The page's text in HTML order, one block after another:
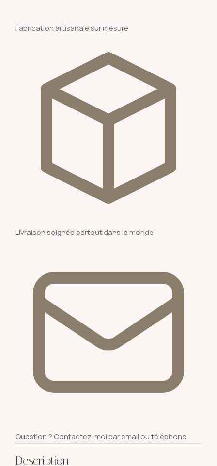
Fabrication artisanale sur mesure
Livraison soignée partout dans le monde
Question ? Contactez-moi par email ou téléphone
Description